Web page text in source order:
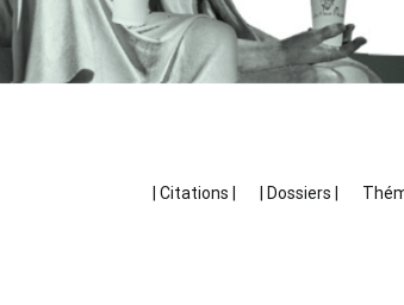
| Citations |
| Dossiers |